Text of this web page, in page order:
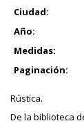
Ciudad:
Año:
Medidas:
Paginación:
Rústica.
De la biblioteca